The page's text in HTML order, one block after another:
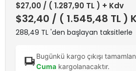
$27,00 / ( 1.287,90 TL ) + Kdv
$32,40 / ( 1.545,48 TL )
288,49 TL 'den başlayan taksitlerle
Bugünkü kargo çıkışı
Cumakargolanacaktır.